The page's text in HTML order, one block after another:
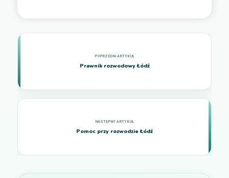
Prawnik rozwodowy Łódź
Pomoc przy rozwodzie Łódź